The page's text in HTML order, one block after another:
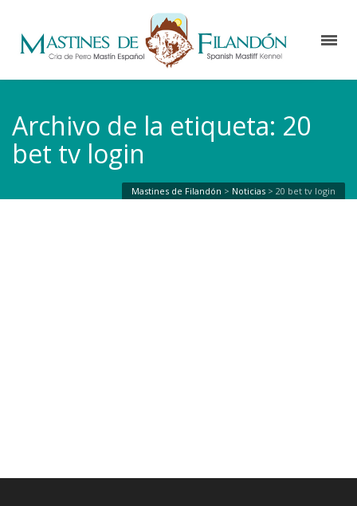
Archivo de la etiqueta: 20
bet tv login
Mastines de Filandón > Noticias > 20 bet tv login